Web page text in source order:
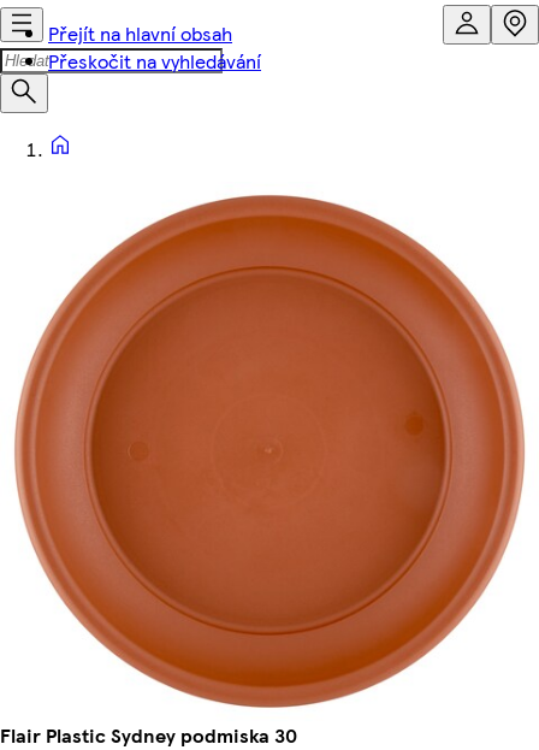
Přejít na hlavní obsah
Přeskočit na vyhledávání
Flair Plastic Sydney podmiska 30